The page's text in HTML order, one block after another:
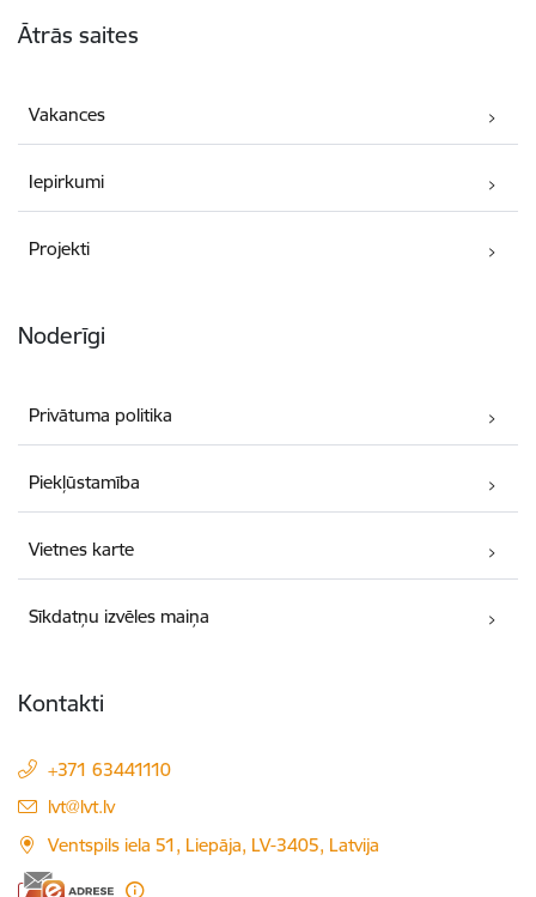
Ātrās saites
Vakances
Iepirkumi
Projekti
Noderīgi
Privātuma politika
Piekļūstamība
Vietnes karte
Sīkdatņu izvēles maiņa
Kontakti
+371 63441110
E-pasts:
lvt@lvt.lv
Ventspils iela 51, Liepāja, LV-3405, Latvija